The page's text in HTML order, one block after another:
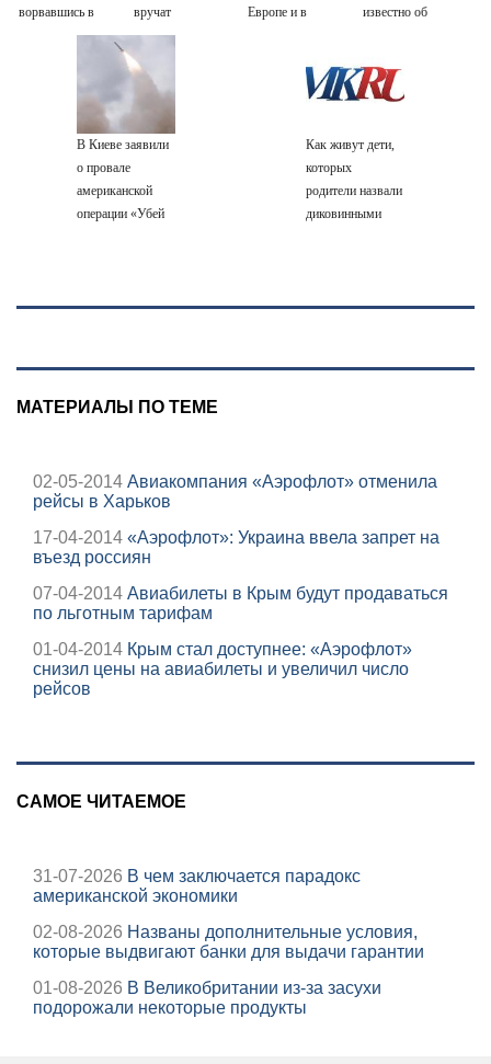
ворвавшись в
вручат
пенсионерам в
сентябре -
PrimaMedia.ru
Европе и в
известно об
центрам
07/08/2026 –
В Киеве заявили
о провале
американской
операции «Убей
Как живут дети,
которых
родители назвали
диковинными
МАТЕРИАЛЫ ПО ТЕМЕ
02-05-2014 Авиакомпания «Аэрофлот» отменила
рейсы в Харьков
17-04-2014 «Аэрофлот»: Украина ввела запрет на
въезд россиян
07-04-2014 Авиабилеты в Крым будут продаваться
по льготным тарифам
01-04-2014 Крым стал доступнее: «Аэрофлот»
снизил цены на авиабилеты и увеличил число
рейсов
САМОЕ ЧИТАЕМОЕ
31-07-2026 В чем заключается парадокс
американской экономики
02-08-2026 Названы дополнительные условия,
которые выдвигают банки для выдачи гарантии
01-08-2026 В Великобритании из-за засухи
подорожали некоторые продукты